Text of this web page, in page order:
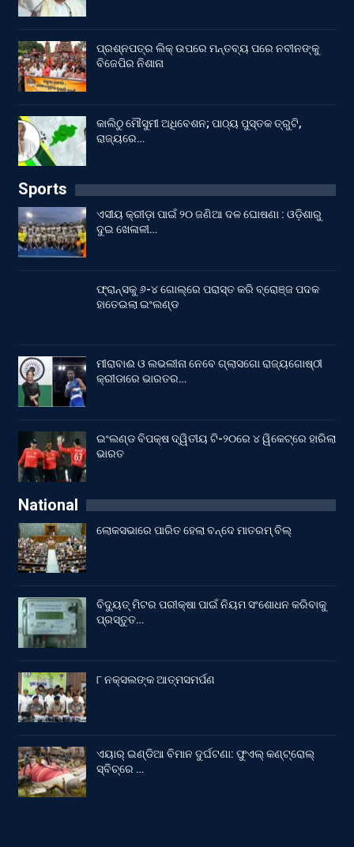
ପ୍ରଶ୍ନପତ୍ର ଲିକ୍ ଉପରେ ମନ୍ତବ୍ୟ ପରେ ନବୀନଙ୍କୁ
ବିଜେପିର ନିଶାନା
କାଲିଠୁ ମୌସୁମୀ ଅଧିବେଶନ; ପାଠ୍ୟ ପୁସ୍ତକ ତ୍ରୁଟି,
ରାଜ୍ୟରେ…
Sports
ଏସୀୟ କ୍ରୀଡ଼ା ପାଇଁ ୨୦ ଜଣିଆ ଦଳ ଘୋଷଣା : ଓଡ଼ିଶାରୁ
ଦୁଇ ଖେଳାଳୀ…
ଫ୍ରାନ୍ସକୁ ୬-୪ ଗୋଲ୍‌ରେ ପରାସ୍ତ କରି ବ୍ରୋଞ୍ଜ ପଦକ
ହାତେଇଲା ଇଂଲଣ୍ଡ
ମୀରାବାଈ ଓ ଲଭଲୀନା ନେବେ ଗ୍ଲାସଗୋ ରାଜ୍ୟଗୋଷ୍ଠୀ
କ୍ରୀଡାରେ ଭାରତର…
ଇଂଲଣ୍ଡ ବିପକ୍ଷ ଦ୍ୱିତୀୟ ଟି-୨୦ରେ ୪ ୱିକେଟ୍‌ରେ ହାରିଲା
ଭାରତ
National
ଲୋକସଭାରେ ପାରିତ ହେଲା ବନ୍ଦେ ମାତରମ୍‌ ବିଲ୍‌
ବିଦ୍ୟୁତ୍ ମିଟର ପରୀକ୍ଷା ପାଇଁ ନିୟମ ସଂଶୋଧନ କରିବାକୁ
ପ୍ରସ୍ତୁତ…
୮ ନକ୍ସଲଙ୍କ ଆତ୍ମସମର୍ପଣ
ଏୟାର୍ ଇଣ୍ଡିଆ ବିମାନ ଦୁର୍ଘଟଣା: ଫୁଏଲ୍‌ କଣ୍ଟ୍ରୋଲ୍‌
ସ୍ବିଚ୍‌ରେ …